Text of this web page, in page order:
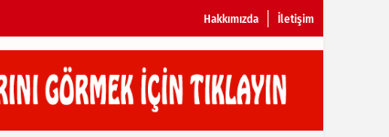
Hakkımızda İletişim